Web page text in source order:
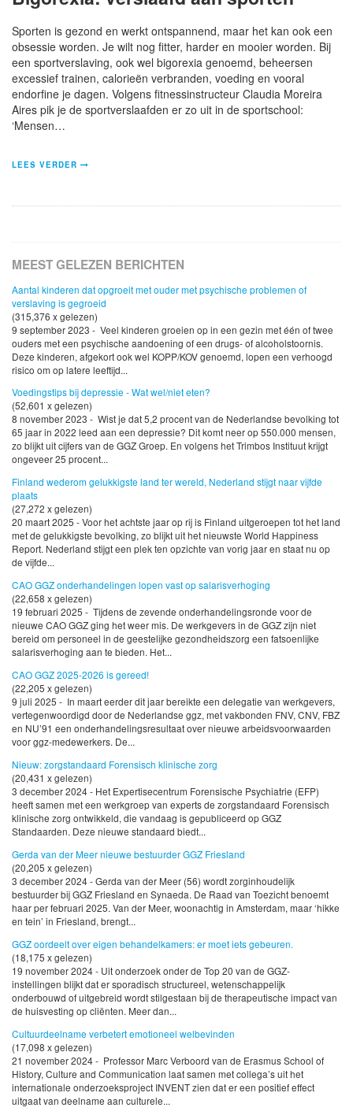
Sporten is gezond en werkt ontspannend, maar het kan ook een
obsessie worden. Je wilt nog fitter, harder en mooier worden. Bij
een sportverslaving, ook wel bigorexia genoemd, beheersen
excessief trainen, calorieën verbranden, voeding en vooral
endorfine je dagen. Volgens fitnessinstructeur Claudia Moreira
Aires pik je de sportverslaafden er zo uit in de sportschool:
‘Mensen…
LEES VERDER
MEEST GELEZEN BERICHTEN
Aantal kinderen dat opgroeit met ouder met psychische problemen of
verslaving is gegroeid
(315,376 x gelezen)
9 september 2023 - Veel kinderen groeien op in een gezin met één of twee
ouders met een psychische aandoening of een drugs- of alcoholstoornis.
Deze kinderen, afgekort ook wel KOPP/KOV genoemd, lopen een verhoogd
risico om op latere leeftijd...
Voedingstips bij depressie - Wat wel/niet eten?
(52,601 x gelezen)
8 november 2023 - Wist je dat 5,2 procent van de Nederlandse bevolking tot
65 jaar in 2022 leed aan een depressie? Dit komt neer op 550.000 mensen,
zo blijkt uit cijfers van de GGZ Groep. En volgens het Trimbos Instituut krijgt
ongeveer 25 procent...
Finland wederom gelukkigste land ter wereld, Nederland stijgt naar vijfde
plaats
(27,272 x gelezen)
20 maart 2025 - Voor het achtste jaar op rij is Finland uitgeroepen tot het land
met de gelukkigste bevolking, zo blijkt uit het nieuwste World Happiness
Report. Nederland stijgt een plek ten opzichte van vorig jaar en staat nu op
de vijfde...
CAO GGZ onderhandelingen lopen vast op salarisverhoging
(22,658 x gelezen)
19 februari 2025 - Tijdens de zevende onderhandelingsronde voor de
nieuwe CAO GGZ ging het weer mis. De werkgevers in de GGZ zijn niet
bereid om personeel in de geestelijke gezondheidszorg een fatsoenlijke
salarisverhoging aan te bieden. Het...
CAO GGZ 2025-2026 is gereed!
(22,205 x gelezen)
9 juli 2025 - In maart eerder dit jaar bereikte een delegatie van werkgevers,
vertegenwoordigd door de Nederlandse ggz, met vakbonden FNV, CNV, FBZ
en NU’91 een onderhandelingsresultaat over nieuwe arbeidsvoorwaarden
voor ggz-medewerkers. De...
Nieuw: zorgstandaard Forensisch klinische zorg
(20,431 x gelezen)
3 december 2024 - Het Expertisecentrum Forensische Psychiatrie (EFP)
heeft samen met een werkgroep van experts de zorgstandaard Forensisch
klinische zorg ontwikkeld, die vandaag is gepubliceerd op GGZ
Standaarden. Deze nieuwe standaard biedt...
Gerda van der Meer nieuwe bestuurder GGZ Friesland
(20,205 x gelezen)
3 december 2024 - Gerda van der Meer (56) wordt zorginhoudelijk
bestuurder bij GGZ Friesland en Synaeda. De Raad van Toezicht benoemt
haar per februari 2025. Van der Meer, woonachtig in Amsterdam, maar ‘hikke
en tein’ in Friesland, brengt...
GGZ oordeelt over eigen behandelkamers: er moet iets gebeuren.
(18,175 x gelezen)
19 november 2024 - Uit onderzoek onder de Top 20 van de GGZ-
instellingen blijkt dat er sporadisch structureel, wetenschappelijk
onderbouwd of uitgebreid wordt stilgestaan bij de therapeutische impact van
de huisvesting op cliënten. Meer dan...
Cultuurdeelname verbetert emotioneel welbevinden
(17,098 x gelezen)
21 november 2024 - Professor Marc Verboord van de Erasmus School of
History, Culture and Communication laat samen met collega’s uit het
internationale onderzoeksproject INVENT zien dat er een positief effect
uitgaat van deelname aan culturele...